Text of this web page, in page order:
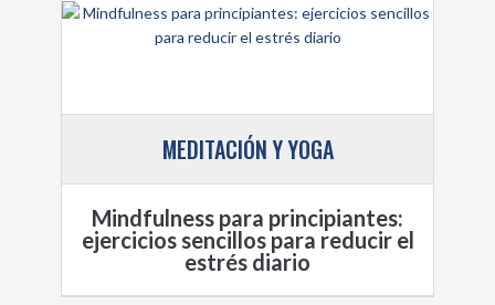
MEDITACIÓN Y YOGA
Mindfulness para principiantes:
ejercicios sencillos para reducir el
estrés diario